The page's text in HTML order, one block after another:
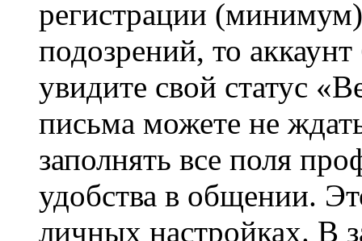
регистрации
подозрений, то
увидите свой статус
письма можете не
заполнять все поля
удобства в общении.
личных настройках. В